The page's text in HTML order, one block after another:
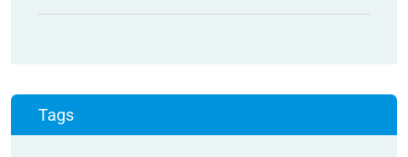
Tags